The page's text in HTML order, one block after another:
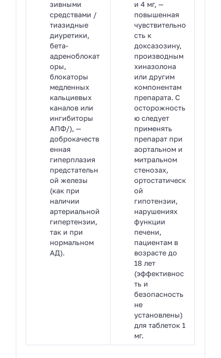
зивными
средствами /
тиазидные
диуретики,
бета-
адреноблокат
оры,
блокаторы
медленных
кальциевых
каналов или
ингибиторы
АПФ/), —
доброкачеств
енная
гиперплазия
предстательн
ой железы
(как при
наличии
артериальной
гипертензии,
так и при
нормальном
АД).
и 4 мг, —
повышенная
чувствительно
сть к
доксазозину,
производным
хиназолона
или другим
компонентам
препарата. С
осторожность
ю следует
применять
препарат при
аортальном и
митральном
стенозах,
ортостатическ
ой
гипотензии,
нарушениях
функции
печени,
пациентам в
возрасте до
18 лет
(эффективнос
ть и
безопасность
не
установлены)
для таблеток 1
мг.